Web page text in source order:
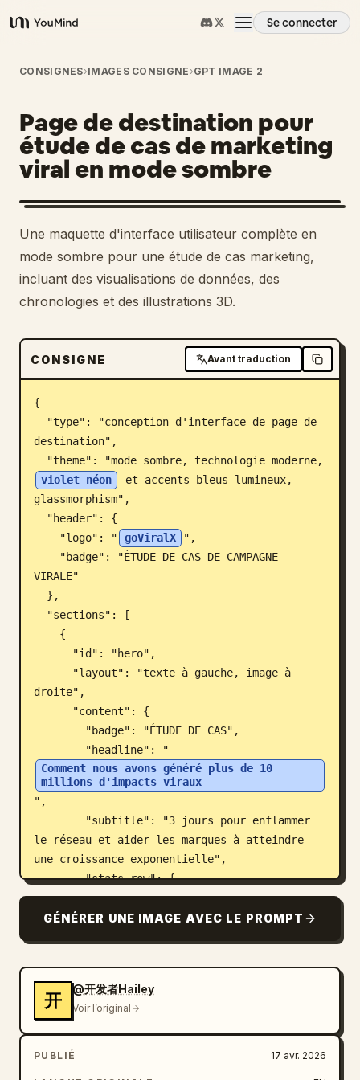
YouMind
Se connecter
Aperçu
Cas d'usage
Compétences
Invites
Tarifs
Blog
Mises à jour
CONSIGNES›IMAGES CONSIGNE ›GPT IMAGE 2
Page de destination pour
étude de cas de marketing
viral en mode sombre
Une maquette d'interface utilisateur complète en
mode sombre pour une étude de cas marketing,
incluant des visualisations de données, des
chronologies et des illustrations 3D.
CONSIGNE Avant traduction
{
destination",
violet néon
et accents bleus lumineux,
glassmorphism",
    "logo": "
goViralX
",
VIRALE"
droite",
        "headline": "
Comment nous avons généré plus de 10
millions d'impacts viraux
",
le réseau et aider les marques à atteindre
une croissance exponentielle",
        "stats_row": {
          "count": 4,
          "labels": ["Vues totales
        },
        "hero_image": "prise de vue
cinématographique d'une personne dans une
pièce sombre regardant des écrans vidéo
GÉNÉRER UNE IMAGE AVEC LE PROMPT
开
@开发者Hailey
Voir l’original
PUBLIÉ 17 avr. 2026